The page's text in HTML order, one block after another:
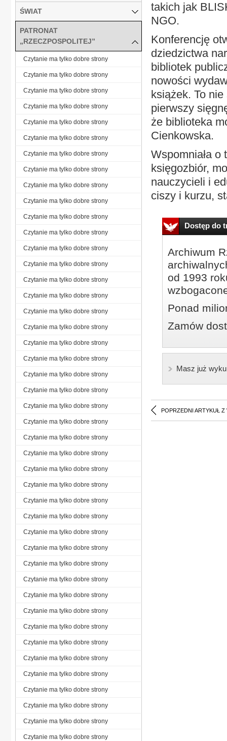
takich jak
NGO.
Konferencję
dziedzictwa
bibliotek
nowości
książek. To
pierwszy
że biblioteka
Cienkowska.
Wspomniała
księgozbiór,
nauczycieli i
ciszy i kurzu,
Dostęp do
Archiwum
od 1993
Ponad
Zamów
Masz już
POPRZEDNI ARTYKUŁ Z
ŚWIAT
PATRONAT
„RZECZPOSPOLITEJ”
Czytanie ma tylko dobre strony
Czytanie ma tylko dobre strony
Czytanie ma tylko dobre strony
Czytanie ma tylko dobre strony
Czytanie ma tylko dobre strony
Czytanie ma tylko dobre strony
Czytanie ma tylko dobre strony
Czytanie ma tylko dobre strony
Czytanie ma tylko dobre strony
Czytanie ma tylko dobre strony
Czytanie ma tylko dobre strony
Czytanie ma tylko dobre strony
Czytanie ma tylko dobre strony
Czytanie ma tylko dobre strony
Czytanie ma tylko dobre strony
Czytanie ma tylko dobre strony
Czytanie ma tylko dobre strony
Czytanie ma tylko dobre strony
Czytanie ma tylko dobre strony
Czytanie ma tylko dobre strony
Czytanie ma tylko dobre strony
Czytanie ma tylko dobre strony
Czytanie ma tylko dobre strony
Czytanie ma tylko dobre strony
Czytanie ma tylko dobre strony
Czytanie ma tylko dobre strony
Czytanie ma tylko dobre strony
Czytanie ma tylko dobre strony
Czytanie ma tylko dobre strony
Czytanie ma tylko dobre strony
Czytanie ma tylko dobre strony
Czytanie ma tylko dobre strony
Czytanie ma tylko dobre strony
Czytanie ma tylko dobre strony
Czytanie ma tylko dobre strony
Czytanie ma tylko dobre strony
Czytanie ma tylko dobre strony
Czytanie ma tylko dobre strony
Czytanie ma tylko dobre strony
Czytanie ma tylko dobre strony
Czytanie ma tylko dobre strony
Czytanie ma tylko dobre strony
Czytanie ma tylko dobre strony
Czytanie ma tylko dobre strony